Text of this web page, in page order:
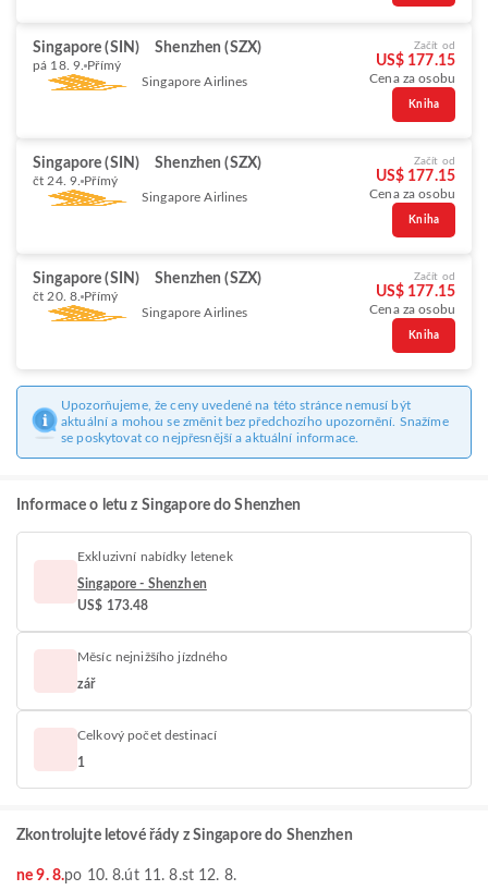
Singapore (SIN) Shenzhen (SZX)
pá 18. 9. Přímý
Singapore Airlines
Začít od
US$ 177.15
Cena za osobu
Kniha
Singapore (SIN) Shenzhen (SZX)
čt 24. 9. Přímý
Singapore Airlines
Začít od
US$ 177.15
Cena za osobu
Kniha
Singapore (SIN) Shenzhen (SZX)
čt 20. 8. Přímý
Singapore Airlines
Začít od
US$ 177.15
Cena za osobu
Kniha
Upozorňujeme, že ceny uvedené na této stránce nemusí být
aktuální a mohou se změnit bez předchozího upozornění. Snažíme
se poskytovat co nejpřesnější a aktuální informace.
Informace o letu z Singapore do Shenzhen
Exkluzivní nabídky letenek
Singapore - Shenzhen
US$ 173.48
Měsíc nejnižšího jízdného
zář
Celkový počet destinací
1
Zkontrolujte letové řády z Singapore do Shenzhen
ne 9. 8.po 10. 8.út 11. 8.st 12. 8.